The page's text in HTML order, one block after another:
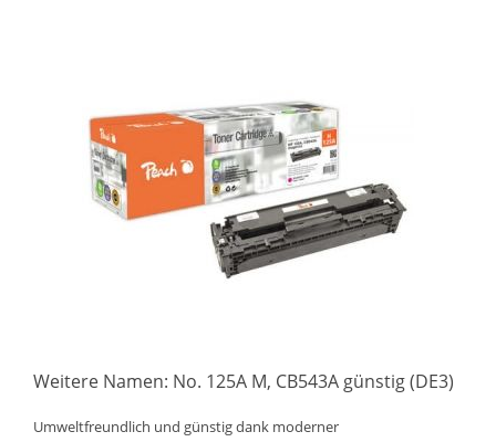
Weitere Namen: No. 125A M, CB543A günstig (DE3)
Umweltfreundlich und günstig dank moderner